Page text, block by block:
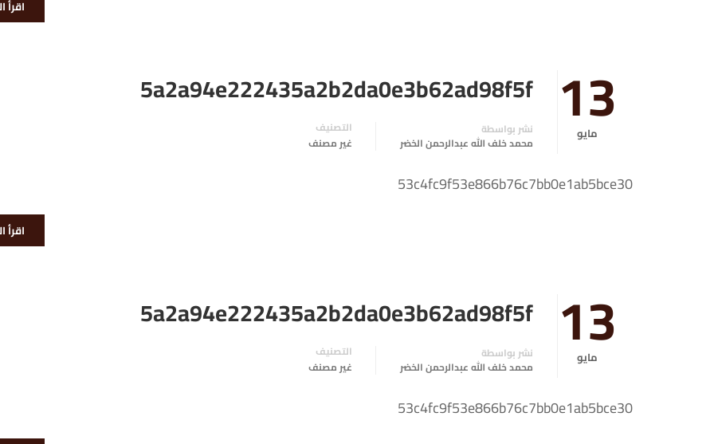
اقرأ
13
مايو
5a2a94e222435a2b2da0e3b62ad98f5f
نشر بواسطة
محمد خلف الله عبدالرحمن الخضر
التصنيف
غير مصنف
53c4fc9f53e866b76c7bb0e1ab5bce30
اقرأ
13
مايو
5a2a94e222435a2b2da0e3b62ad98f5f
نشر بواسطة
محمد خلف الله عبدالرحمن الخضر
التصنيف
غير مصنف
53c4fc9f53e866b76c7bb0e1ab5bce30